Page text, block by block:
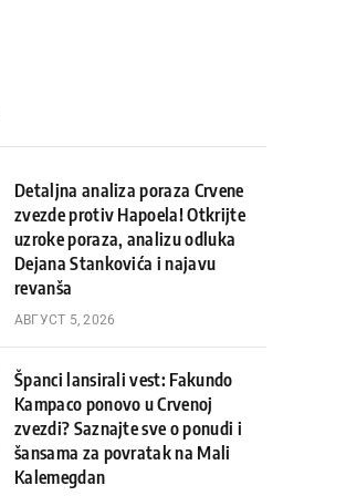
Detaljna analiza poraza Crvene
zvezde protiv Hapoela! Otkrijte
uzroke poraza, analizu odluka
Dejana Stankovića i najavu
revanša
АВГУСТ 5, 2026
Španci lansirali vest: Fakundo
Kampaco ponovo u Crvenoj
zvezdi? Saznajte sve o ponudi i
šansama za povratak na Mali
Kalemegdan